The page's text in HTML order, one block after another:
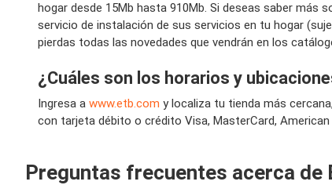
hogar desde 15Mb hasta 910Mb. Si deseas saber más
servicio de instalación de sus servicios en tu hogar
pierdas todas las novedades que vendrán en los
¿Cuáles son los horarios y
Ingresa a www.etb.com y localiza tu tienda más
con tarjeta débito o crédito Visa, MasterCard, American
Preguntas frecuentes acerca de